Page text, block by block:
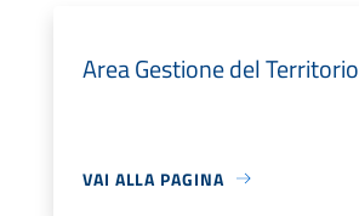
Area Gestione del Territorio
VAI ALLA PAGINA